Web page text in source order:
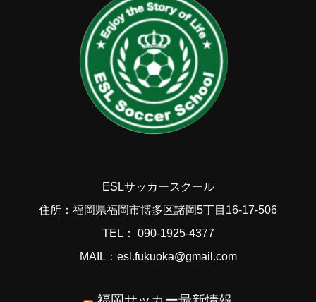
ESLサッカースクール
住所：福岡県福岡市博多区諸岡5丁目16-17-506
TEL： 090-1925-4377
MAIL：esl.fukuoka@gmail.com